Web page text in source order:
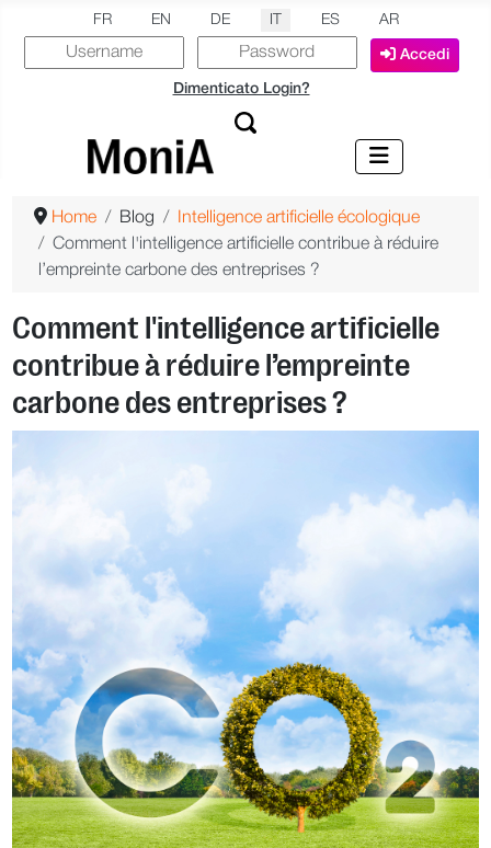
Seleziona la tua lingua
FR EN DE ES AR
Accedi
Dimenticato Login?
Home Blog
Intelligence artificielle écologique
Comment l'intelligence artificielle contribue à réduire
l’empreinte carbone des entreprises ?
Comment l'intelligence artificielle
contribue à réduire l’empreinte
carbone des entreprises ?